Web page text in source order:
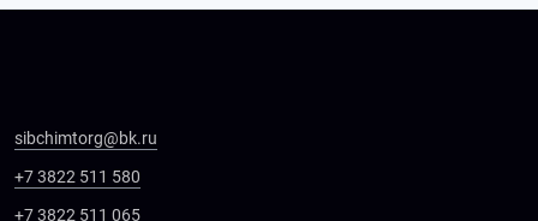
sibchimtorg@bk.ru
+7 3822 511 580
+7 3822 511 065